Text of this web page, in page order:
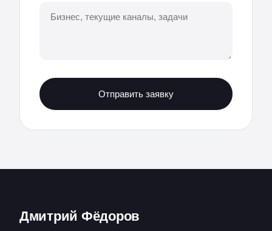
Отправить заявку
Дмитрий Фёдоров